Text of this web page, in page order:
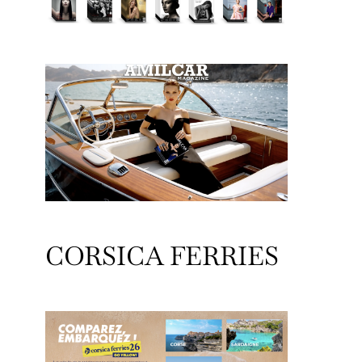
CORSICA FERRIES